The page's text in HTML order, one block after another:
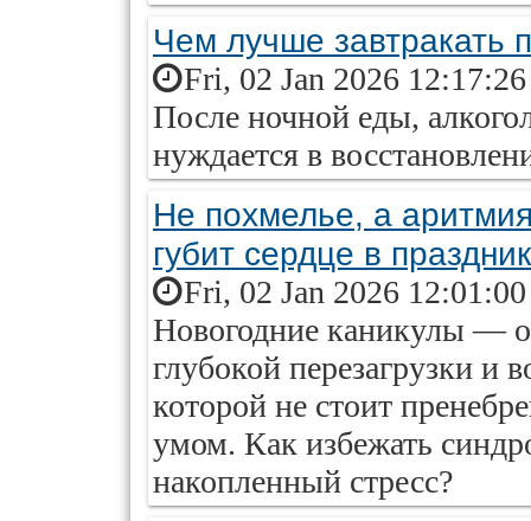
Чем лучше завтракать
Fri, 02 Jan 2026
После ночной еды,
нуждается в
Не похмелье, а
губит сердце в праздник
Fri, 02 Jan 2026
Новогодние каникулы —
глубокой перезагрузки и
которой не стоит
умом. Как избежать
накопленный стресс?